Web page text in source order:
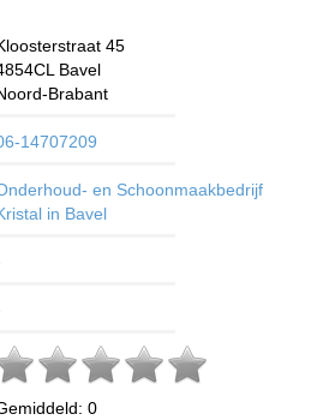
45
Bavel
Brabant
14707209
en Schoonmaakbedrijf
in Bavel
0